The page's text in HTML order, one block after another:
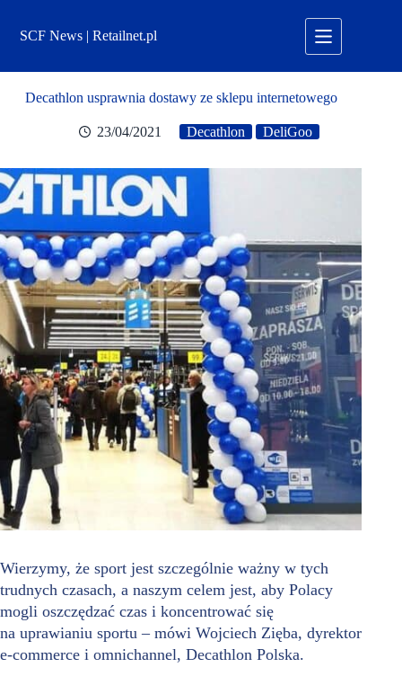
treściSCF News | Retailnet.pl
Decathlon usprawnia dostawy ze sklepu internetowego
23/04/2021 Decathlon DeliGoo
Wierzymy, że sport jest szczególnie ważny w tych
trudnych czasach, a naszym celem jest, aby Polacy
mogli oszczędzać czas i koncentrować się
na uprawianiu sportu – mówi Wojciech Zięba, dyrektor
e-commerce i omnichannel, Decathlon Polska.